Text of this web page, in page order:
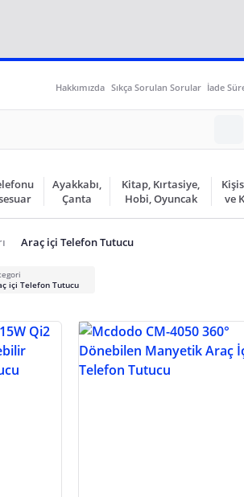
Hakkımızda Sıkça Sorulan Sorular İade
Ayakkabı,
Çanta
Kitap, Kırtasiye,
Hobi, Oyuncak
ve
Araç içi Telefon Tutucu
içi Telefon Tutucu